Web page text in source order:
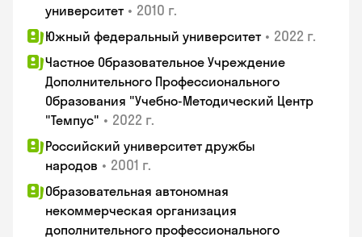
университет • 2010 г.
Южный федеральный университет • 2022 г.
Частное Образовательное Учреждение
Дополнительного Профессионального
Образования "Учебно-Методический Центр
"Темпус" • 2022 г.
Российский университет дружбы
народов • 2001 г.
Образовательная автономная
некоммерческая организация
дополнительного профессионального